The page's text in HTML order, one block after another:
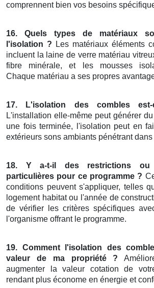
comprennent bien vos besoins
16. Quels types de matériaux
l'isolation ? Les matériaux éléments
incluent la laine de verre matériau
fibre minérale, et les mousses
Chaque matériau a ses propres
17. L'isolation des combles
L'installation elle-même peut générer
une fois terminée, l'isolation peut en
extérieurs sons ambiants pénétrant
18. Y a-t-il des restrictions ou
particulières pour ce programme ?
conditions peuvent s'appliquer, telles
logement habitat ou l'année de
de vérifier les critères spécifiques
l'organisme offrant le programme.
19. Comment l'isolation des
valeur de ma propriété ?
augmenter la valeur cotation de
rendant plus économe en énergie et